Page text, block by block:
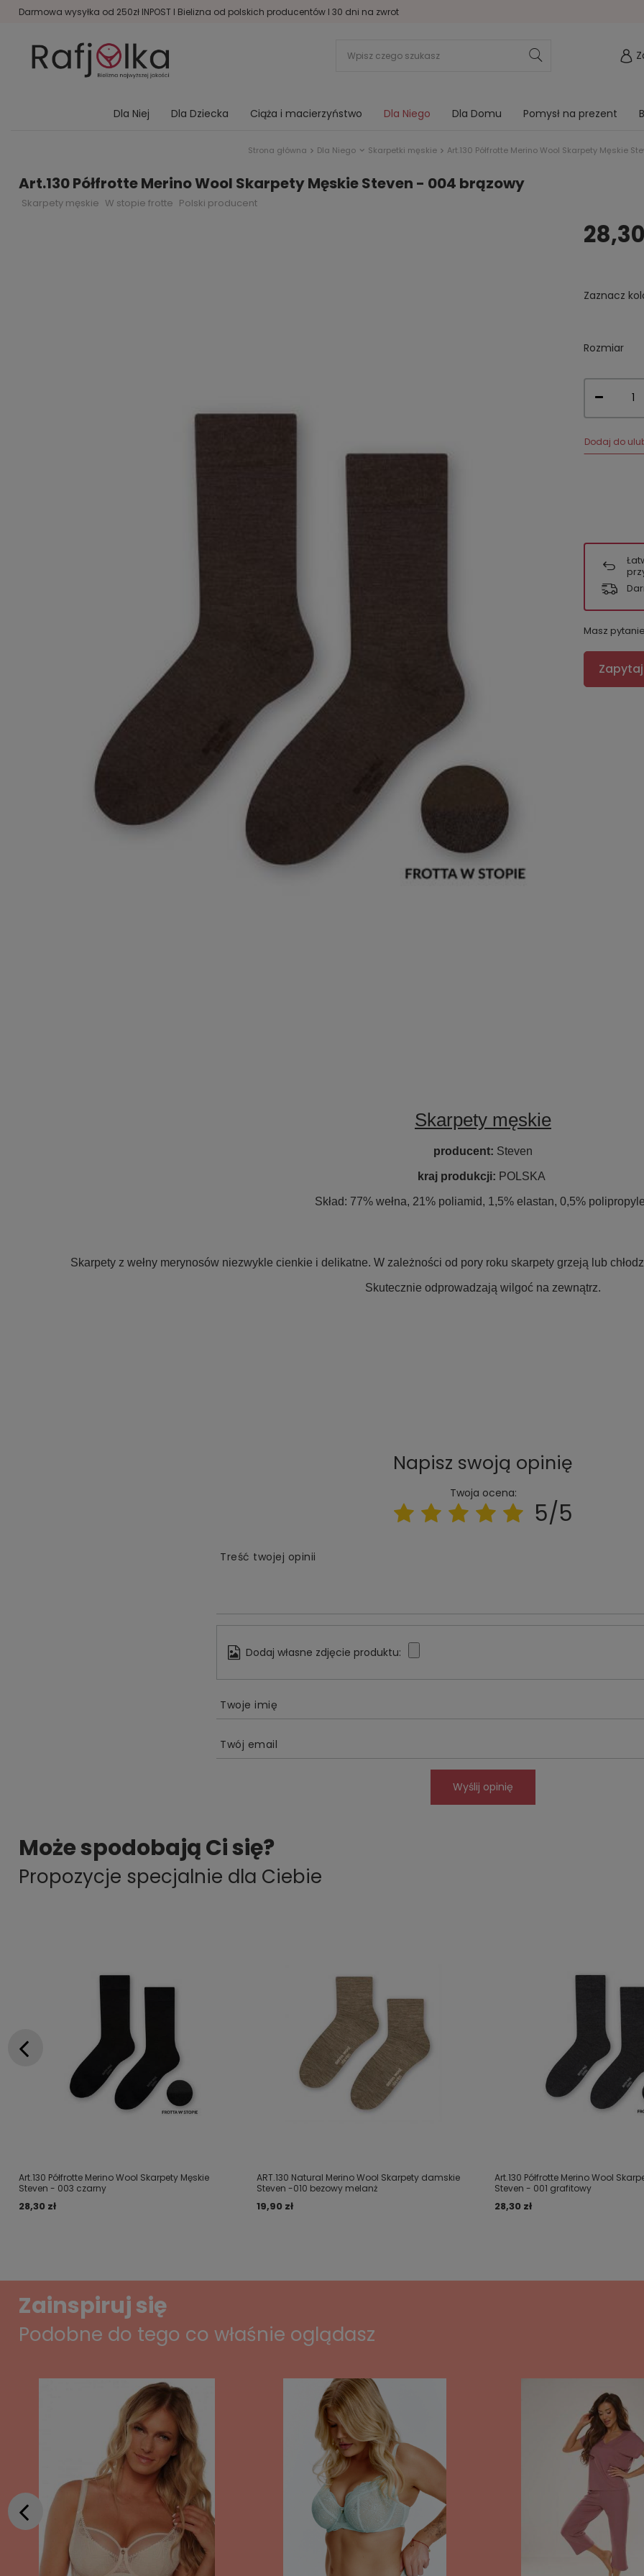
Darmowa wysyłka od 250zł INPOST I Bielizna od polskich producentów I 30 dni na zwrot
Dla Niej Dla Dziecka Ciąża i macierzyństwo Dla Niego Dla Domu Pomysł na prezent
Strona główna Dla Niego Skarpetki męskie Art.130 Półfrotte Merino Wool Skarpety Męskie
Art.130 Półfrotte Merino Wool Skarpety Męskie Steven - 004 brązowy
Skarpety męskie W stopie frotte Polski producent
Zaznacz
Rozmiar
Dodaj do
Masz
Skarpety męskie
producent: Steven
kraj produkcji: POLSKA
Skład: 77% wełna, 21% poliamid, 1,5% elastan, 0,5%
Skarpety z wełny merynosów niezwykle cienkie i delikatne. W zależności od pory roku skarpety grzeją lub
Skutecznie odprowadzają wilgoć na zewnątrz.
Napisz swoją opinię
Twoja ocena:
5/5
Treść twojej opinii
Dodaj własne zdjęcie produktu:
Twoje imię
Twój email
Wyślij opinię
Może spodobają Ci się?
Propozycje specjalnie dla Ciebie
Art.130 Półfrotte Merino Wool Skarpety Męskie
Steven - 003 czarny
28,30 zł
ART.130 Natural Merino Wool Skarpety damskie
Steven -010 bezowy melanż
19,90 zł
Art.130 Półfrotte Merino Wool
Steven - 001 grafitowy
28,30 zł
Zainspiruj się
Podobne do tego co właśnie oglądasz